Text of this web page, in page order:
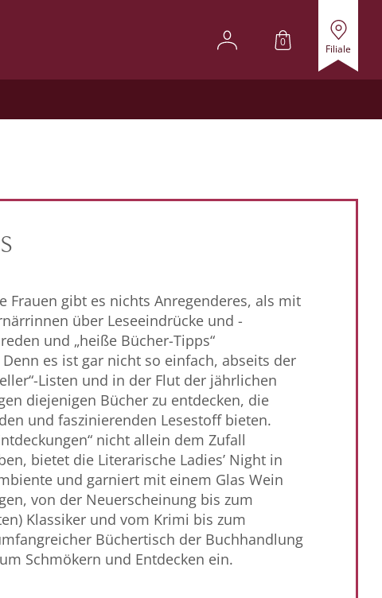
0
Filiale
Frauen gibt es nichts Anregenderes, als mit
über Leseeindrücke und -
und „heiße Bücher-Tipps“
es ist gar nicht so einfach, abseits der
Listen und in der Flut der jährlichen
diejenigen Bücher zu entdecken, die
und faszinierenden Lesestoff bieten.
nicht allein dem Zufall
bietet die Literarische Ladies’ Night in
und garniert mit einem Glas Wein
von der Neuerscheinung bis zum
Klassiker und vom Krimi bis zum
Büchertisch der Buchhandlung
Schmökern und Entdecken ein.